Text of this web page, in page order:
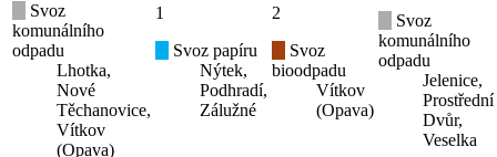
Svoz
komunálního
odpadu
Lhotka,
Nové
Těchanovice,
Vítkov
(Opava)
1
Svoz papíru
Nýtek,
Podhradí,
Zálužné
2
Svoz
bioodpadu
Vítkov
(Opava)
Svoz
komunálního
odpadu
Jelenice,
Prostřední
Dvůr,
Veselka